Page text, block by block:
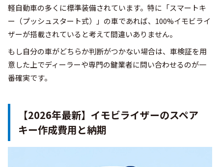
軽自動車の多くに標準装備されています。特に「スマートキ
ー（プッシュスタート式）」の車であれば、100%イモビライ
ザーが搭載されていると考えて間違いありません。
もし自分の車がどちらか判断がつかない場合は、車検証を用
意した上でディーラーや専門の鍵業者に問い合わせるのが一
番確実です。
【2026年最新】イモビライザーのスペア
キー作成費用と納期